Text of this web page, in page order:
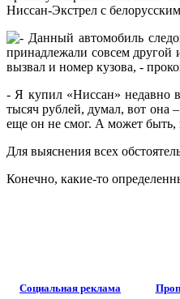
Ниссан-Экстрел с
- Данный автомобиль
принадлежали совсем другой
вызвал и номер кузова, -
- Я купил «Ниссан» недавно
тысяч рублей, думал, вот она
еще он не смог. А может быть,
Для выяснения всех
Конечно, какие-то
Социальная реклама